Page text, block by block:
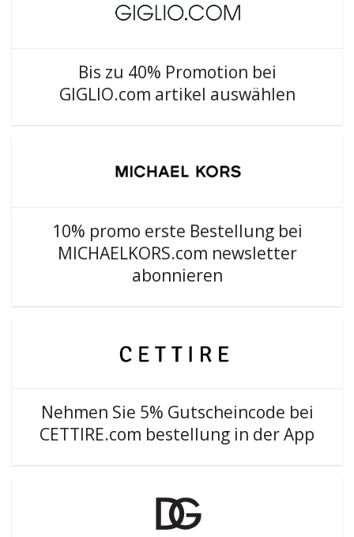
Bis zu 40% Promotion bei
GIGLIO.com artikel auswählen
10% promo erste Bestellung bei
MICHAELKORS.com newsletter
abonnieren
Nehmen Sie 5% Gutscheincode bei
CETTIRE.com bestellung in der App